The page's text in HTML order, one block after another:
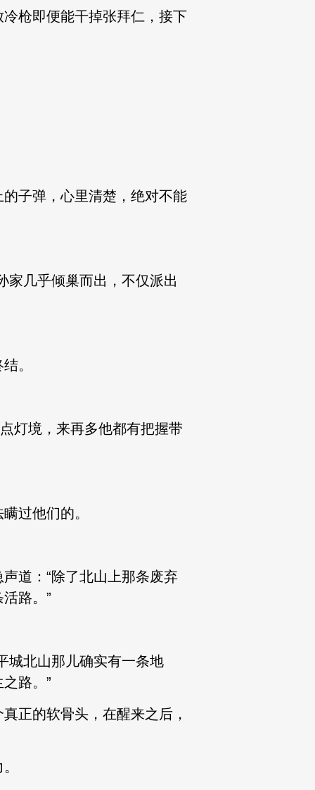
枪即便能干掉张拜仁，接下
子弹，心里清楚，绝对不能
几乎倾巢而出，不仅派出
。
灯境，来再多他都有把握带
过他们的。
道：“除了北山上那条废弃
路。”
北山那儿确实有一条地
路。”
正的软骨头，在醒来之后，